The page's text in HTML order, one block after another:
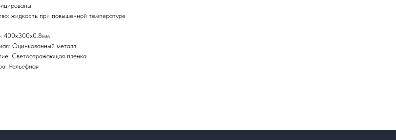
жидкость при повышенной температуре
400х300х0.8мм
Оцинкованный металл
Светоотражающая пленка
Рельефная